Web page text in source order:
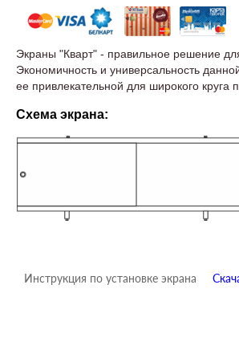
Экраны "Кварт" - правильное решение
Экономичность и универсальность
ее привлекательной для широкого круга
Схема экрана:
Инструкция по установке экрана